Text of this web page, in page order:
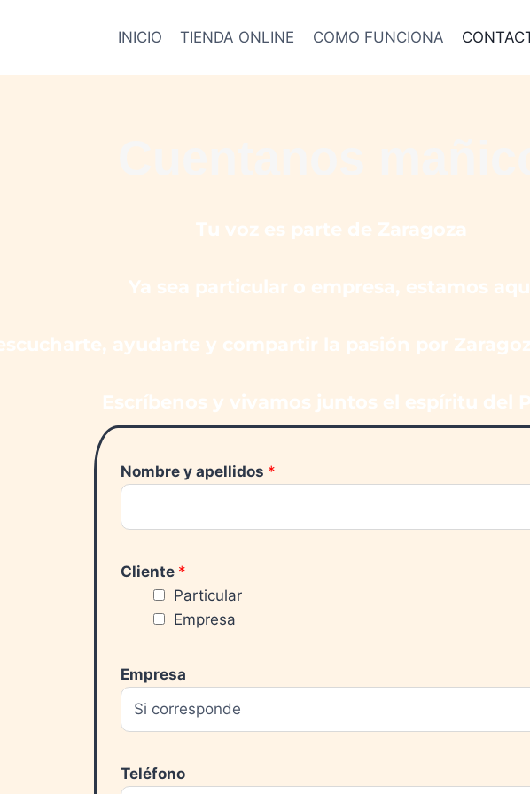
INICIO TIENDA ONLINE COMO FUNCIONA
Tu voz es parte de Zaragoza
Ya sea particular o empresa, estamos
ayudarte y compartir la pasión por
Escríbenos y vivamos juntos el espíritu del
Nombre y apellidos *
Cliente *
Particular
Empresa
Empresa
Teléfono